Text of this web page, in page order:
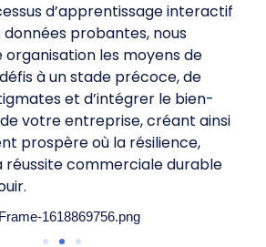
d’apprentissage interactif
probantes, nous
les moyens de
à un stade précoce, de
et d’intégrer le bien-
de votre entreprise, créant ainsi
prospère où la résilience,
réussite commerciale durable